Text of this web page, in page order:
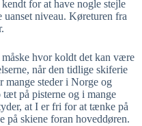
for at have nogle stejle
niveau. Køreturen fra
hvor koldt det kan være
når den tidlige skiferie
mange steder i Norge og
på pisterne og i mange
at I er fri for at tænke på
på skiene foran hoveddøren.